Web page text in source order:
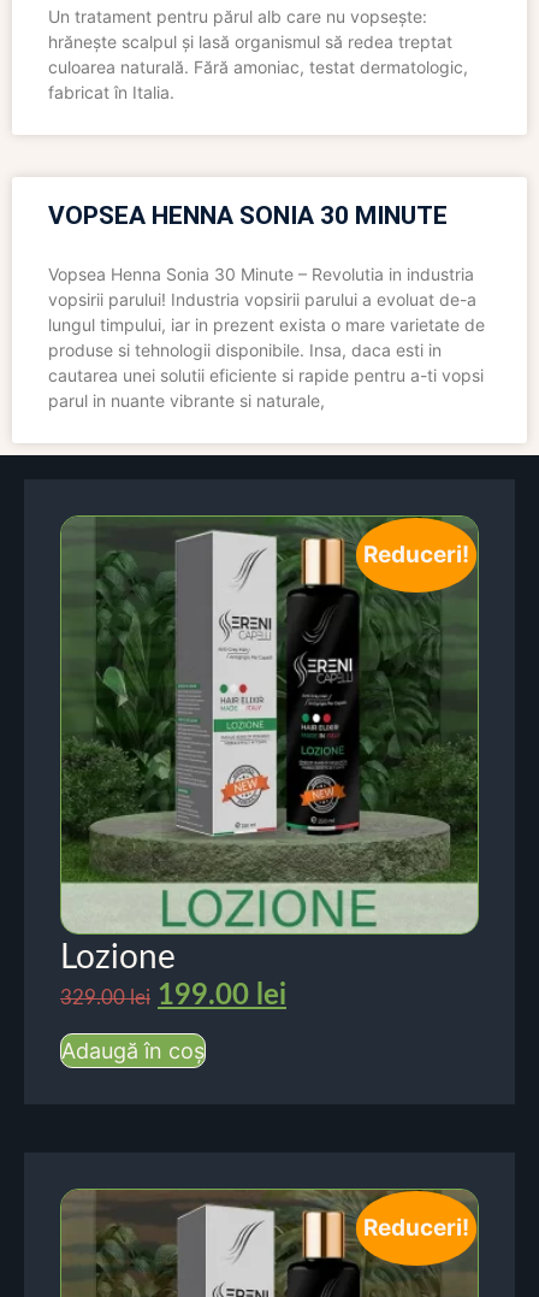
Un tratament pentru părul alb care nu vopsește:
hrănește scalpul și lasă organismul să redea treptat
culoarea naturală. Fără amoniac, testat dermatologic,
fabricat în Italia.
VOPSEA HENNA SONIA 30 MINUTE
Vopsea Henna Sonia 30 Minute – Revolutia in industria
vopsirii parului! Industria vopsirii parului a evoluat de-a
lungul timpului, iar in prezent exista o mare varietate de
produse si tehnologii disponibile. Insa, daca esti in
cautarea unei solutii eficiente si rapide pentru a-ti vopsi
parul in nuante vibrante si naturale,
Reduceri!
Lozione
329.00lei 199.00 lei
Adaugă în coș
Reduceri!